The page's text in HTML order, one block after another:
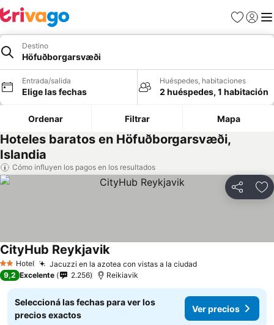
Favoritos
Iniciar
Destino
Höfuðborgarsvæði
Entrada/salida
Elige las fechas
Huéspedes, habitaciones
2 huéspedes, 1 habitación
Ordenar Filtrar Mapa
Hoteles baratos en Höfuðborgarsvæði,
Islandia
Cómo influyen los pagos en los resultados
Compartir
2 Estrellas
Hotel Jacuzzi en la azotea con vistas a la ciudad
CityHub Reykjavik
9,2 Excelente 2.256 Reikiavik
Seleccioná las fechas para ver los
precios exactos
Ver precios